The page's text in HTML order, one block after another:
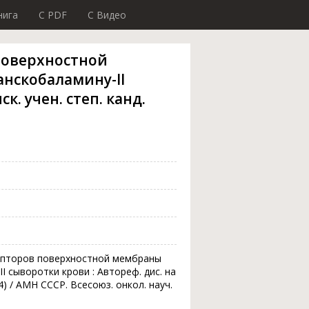
C PDF C Видео
II
учен. степ. канд.
поверхностной мембраны
сыворотки крови : Автореф. дис. на
/ АМН СССР. Всесоюз. онкол. науч.